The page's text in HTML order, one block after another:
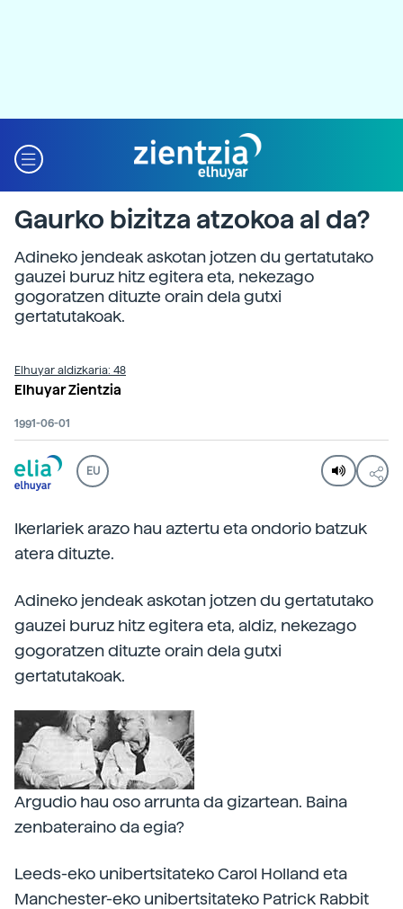
Gaurko bizitza atzokoa al da?
Adineko jendeak askotan jotzen du gertatutako
gauzei buruz hitz egitera eta, nekezago
gogoratzen dituzte orain dela gutxi
gertatutakoak.
Elhuyar aldizkaria: 48
Elhuyar Zientzia
1991-06-01
EU
Ikerlariek arazo hau aztertu eta ondorio batzuk
atera dituzte.
Adineko jendeak askotan jotzen du gertatutako
gauzei buruz hitz egitera eta, aldiz, nekezago
gogoratzen dituzte orain dela gutxi
gertatutakoak.
Argudio hau oso arrunta da gizartean. Baina
zenbateraino da egia?
Leeds-eko unibertsitateko Carol Holland eta
Manchester-eko unibertsitateko Patrick Rabbit